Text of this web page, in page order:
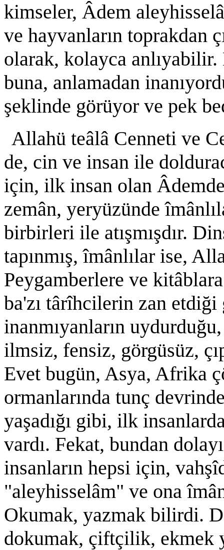
kimseler, Âdem
ve hayvanların toprakdan
olarak, kolayca
buna, anlamadan
şeklinde görüyor ve pek
Allahü teâlâ Cenneti ve
de, cin ve insan ile
için, ilk insan olan
zemân, yeryüzünde
birbirleri ile atışmışdır.
tapınmış, îmânlılar ise,
Peygamberlere ve
ba'zı târîhcilerin zan
inanmıyanların
ilmsiz, fensiz, görgüsüz,
Evet bugün, Asya, Afrika
ormanlarında tunç
yaşadığı gibi, ilk
vardı. Fekat, bundan
insanların hepsi için,
"aleyhisselâm" ve ona
Okumak, yazmak bilirdi.
dokumak, çiftçilik, ekmek